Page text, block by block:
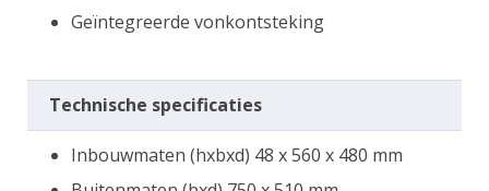
Geïntegreerde vonkontsteking
Technische specificaties
Inbouwmaten (hxbxd) 48 x 560 x 480 mm